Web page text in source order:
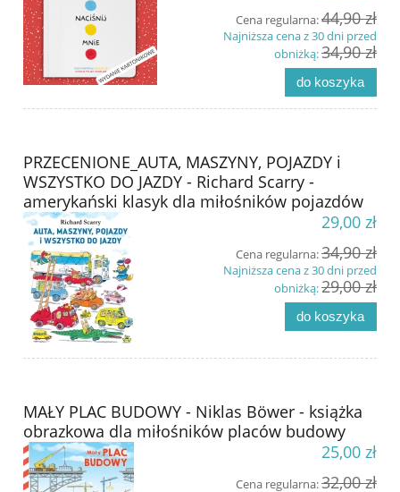
Cena regularna:44,90 zł
Najniższa cena z 30 dni przed
obniżką:34,90 zł
do koszyka
PRZECENIONE_AUTA, MASZYNY, POJAZDY i
WSZYSTKO DO JAZDY - Richard Scarry -
amerykański klasyk dla miłośników pojazdów
29,00 zł
Cena regularna:34,90 zł
Najniższa cena z 30 dni przed
obniżką:29,00 zł
do koszyka
MAŁY PLAC BUDOWY - Niklas Böwer - książka
obrazkowa dla miłośników placów budowy
25,00 zł
Cena regularna:32,00 zł